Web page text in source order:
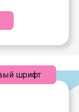
шрифт